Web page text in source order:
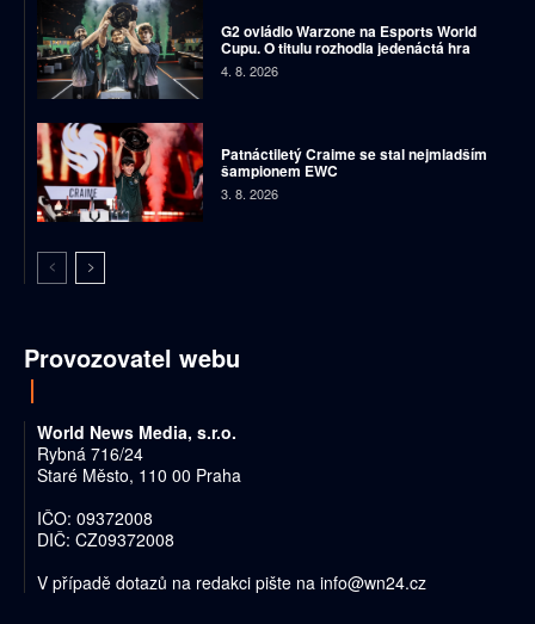
G2 ovládlo Warzone na Esports World
Cupu. O titulu rozhodla jedenáctá hra
4. 8. 2026
Patnáctiletý Craime se stal nejmladším
šampionem EWC
3. 8. 2026
Provozovatel webu
World News Media, s.r.o.
Rybná 716/24
Staré Město, 110 00 Praha
IČO: 09372008
DIČ: CZ09372008
V případě dotazů na redakci pište na info@wn24.cz